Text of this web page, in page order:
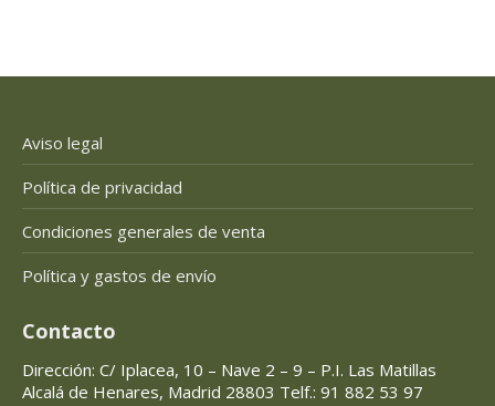
Aviso legal
Política de privacidad
Condiciones generales de venta
Política y gastos de envío
Contacto
Dirección: C/ Iplacea, 10 – Nave 2 – 9 – P.I. Las Matillas
Alcalá de Henares, Madrid 28803 Telf.: 91 882 53 97